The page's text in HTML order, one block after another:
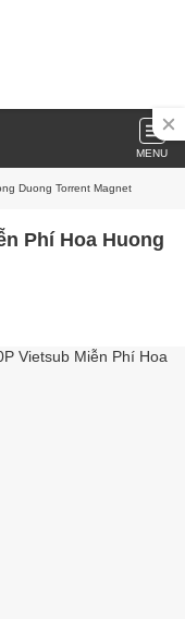
MENU
Duong Torrent Magnet
Phí Hoa Huong